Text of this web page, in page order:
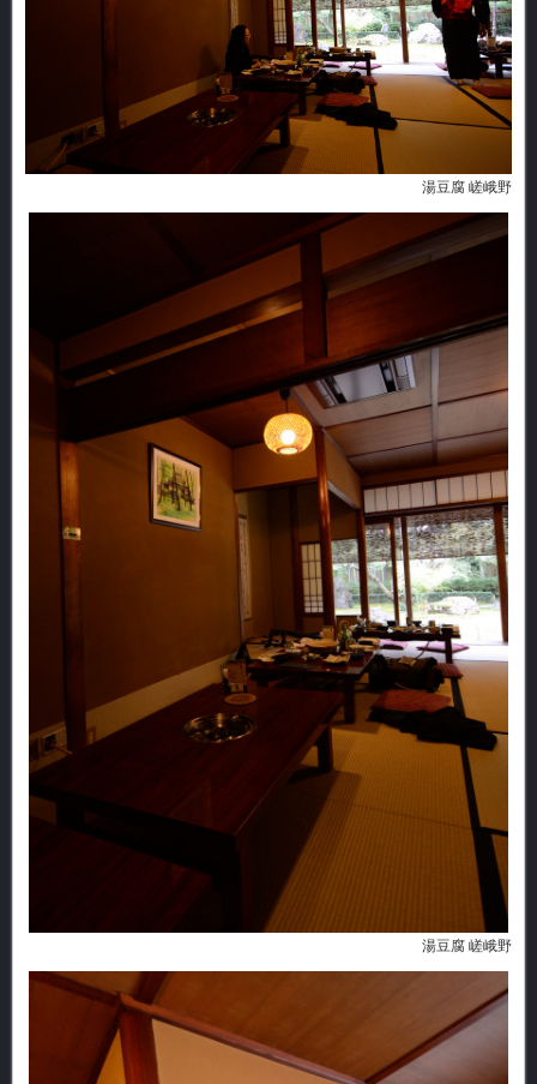
湯豆腐 嵯峨野
湯豆腐 嵯峨野